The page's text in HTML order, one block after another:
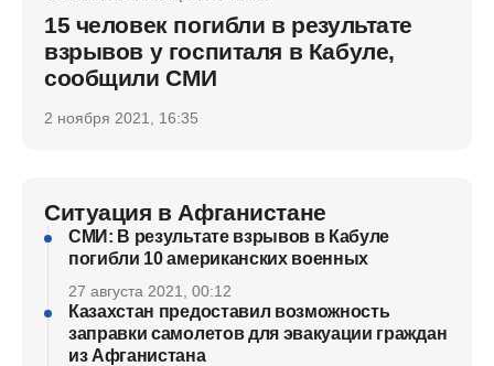
15 человек погибли в результате
взрывов у госпиталя в Кабуле,
сообщили СМИ
2 ноября 2021, 16:35
Ситуация в Афганистане
СМИ: В результате взрывов в Кабуле
погибли 10 американских военных
27 августа 2021, 00:12
Казахстан предоставил возможность
заправки самолетов для эвакуации граждан
из Афганистана